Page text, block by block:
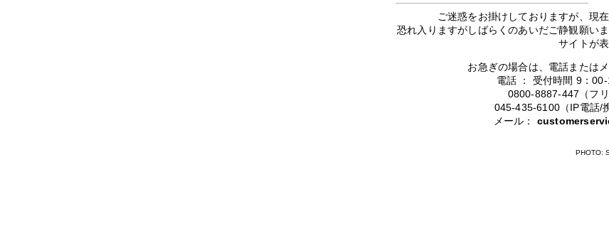
ご迷惑をお掛けしておりますが、現
恐れ入りますがしばらくのあいだご静観願い
サイトが
お急ぎの場合は、電話または
電話 ： 受付時間 9：
0800-8887-447（フ
045-435-6100（IP電話/
メール：
PHOTO: